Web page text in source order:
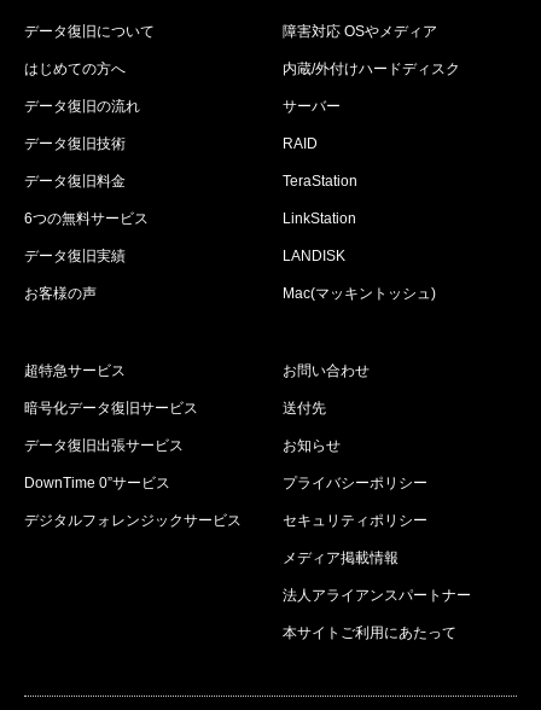
データ復旧について
はじめての方へ
データ復旧の流れ
データ復旧技術
データ復旧料金
6つの無料サービス
データ復旧実績
お客様の声
障害対応 OSやメディア
内蔵/外付けハードディスク
サーバー
RAID
TeraStation
LinkStation
LANDISK
Mac(マッキントッシュ)
超特急サービス
暗号化データ復旧サービス
データ復旧出張サービス
DownTime 0”サービス
デジタルフォレンジックサービス
お問い合わせ
送付先
お知らせ
プライバシーポリシー
セキュリティポリシー
メディア掲載情報
法人アライアンスパートナー
本サイトご利用にあたって